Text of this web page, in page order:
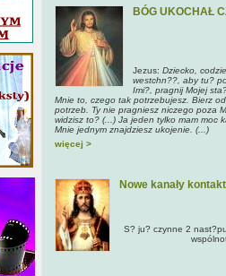
BÓG UKOCHAŁ
Jezus: Dziecko,
westchn??, aby tu?
Imi?, pragnij Mojej
Mnie to, czego tak potrzebujesz. Bierz
potrzeb. Ty nie pragniesz niczego poza
widzisz to? (...) Ja jeden tylko mam moc
Mnie jednym znajdziesz ukojenie. (...)
więcej >
Nowe kanały
S? ju? czynne 2